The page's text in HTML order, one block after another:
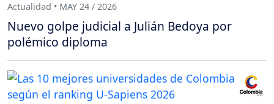
Actualidad • MAY 24 / 2026
Nuevo golpe judicial a Julián Bedoya por
polémico diploma